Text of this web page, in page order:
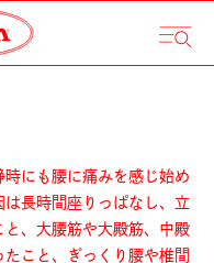
にも腰に痛みを感じ始め
長時間座りっぱなし、立
、大腰筋や大殿筋、中殿
こと、ぎっくり腰や椎間